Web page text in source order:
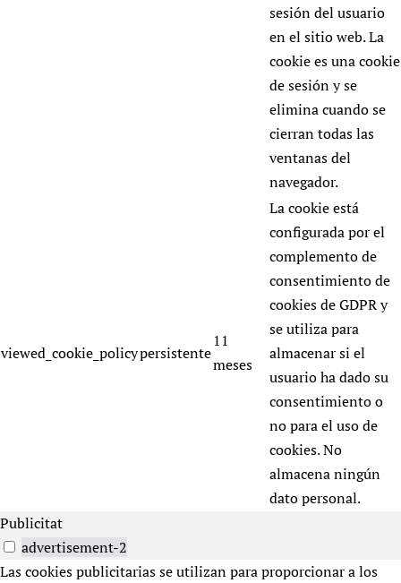
sesión del usuario
en el sitio web. La
cookie es una cookie
de sesión y se
elimina cuando se
cierran todas las
ventanas del
navegador.
viewed_cookie_policypersistente
11
meses
La cookie está
configurada por el
complemento de
consentimiento de
cookies de GDPR y
se utiliza para
almacenar si el
usuario ha dado su
consentimiento o
no para el uso de
cookies. No
almacena ningún
dato personal.
Publicitat
advertisement-2
Las cookies publicitarias se utilizan para proporcionar a los